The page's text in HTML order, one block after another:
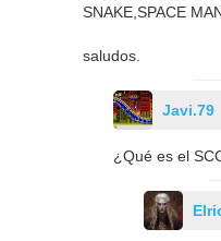
SNAKE,SPACE
saludos.
Javi.79
¿Qué es el